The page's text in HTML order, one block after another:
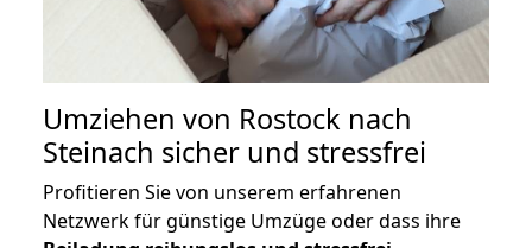
Umziehen von Rostock nach
Steinach sicher und stressfrei
Profitieren Sie von unserem erfahrenen
Netzwerk für günstige Umzüge oder dass ihre